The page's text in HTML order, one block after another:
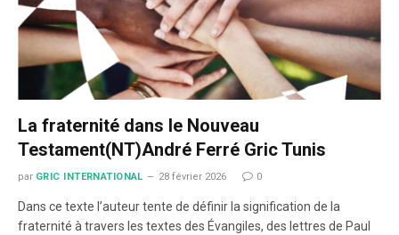
La fraternité dans le Nouveau
Testament(NT)André Ferré Gric Tunis
par GRIC INTERNATIONAL 28 février 2026 0
Dans ce texte l’auteur tente de définir la signification de la
fraternité à travers les textes des Évangiles, des lettres de Paul